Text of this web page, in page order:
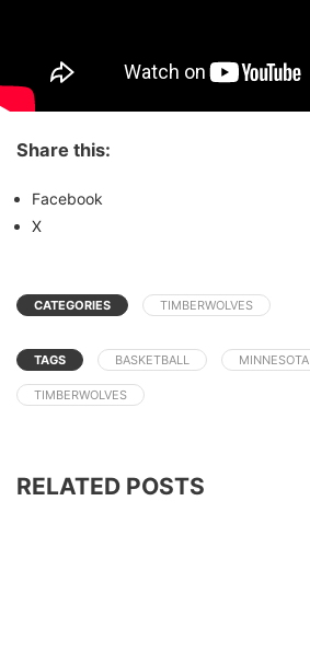
Share this:
Facebook
X
CATEGORIES TIMBERWOLVES
TAGS BASKETBALL MINNESOTA
TIMBERWOLVES
RELATED POSTS